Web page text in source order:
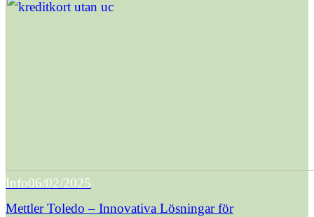
Info06/02/2025
Mettler Toledo – Innovativa Lösningar för